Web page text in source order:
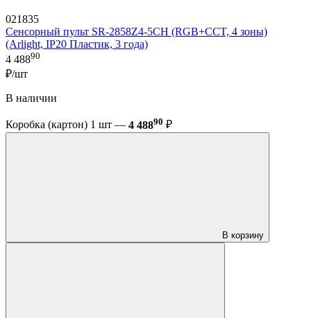
021835
Сенсорный пульт SR-2858Z4-5CH (RGB+CCT, 4 зоны)
(Arlight, IP20 Пластик, 3 года)
4 48890
₽/шт
В наличии
Коробка (картон) 1 шт — 4 48890 ₽
В корзину